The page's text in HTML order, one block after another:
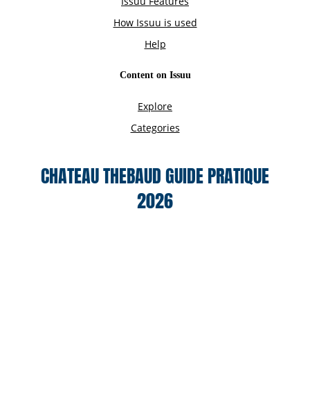
CHATEAU THEBAUD GUIDE PRATIQUE
2026